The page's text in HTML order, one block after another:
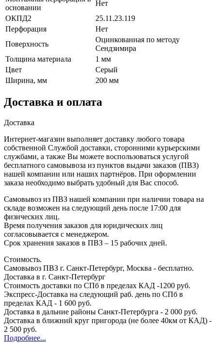
основании
Нет
ОКПД2
25.11.23.119
Перфорация
Нет
Поверхность
Оцинкованная по методу
Сендзимира
Толщина материала
1 мм
Цвет
Серый
Ширина, мм
200 мм
Доставка и оплата
Доставка
Интернет-магазин выполняет доставку любого товара
собственной Службой доставки, сторонними курьерскими
службами, а также Вы можете воспользоваться услугой
бесплатного самовывоза из пунктов выдачи заказов (ПВЗ)
нашей компании или наших партнёров. При оформлении
заказа необходимо выбрать удобный для Вас способ.
Самовывоз из ПВЗ нашей компании при наличии товара на
складе возможен на следующий день после 17:00 для
физических лиц.
Время получения заказов для юридических лиц
согласовывается с менеджером.
Срок хранения заказов в ПВЗ – 15 рабочих дней.
Стоимость.
Самовывоз ПВЗ г. Санкт-Петербург, Москва - бесплатно.
Доставка в г. Санкт-Петербург
Стоимость доставки по СПб в пределах КАД -1200 руб.
Экспресс-Доставка на следующий раб. день по СПб в
пределах КАД - 1 600 руб.
Доставка в дальние районы Санкт-Петербурга - 2 000 руб.
Доставка в ближний круг пригорода (не более 40км от КАД) -
2 500 руб.
Подробнее...